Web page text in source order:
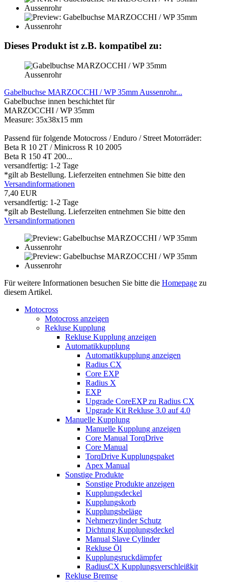
Dieses Produkt ist z.B. kompatibel zu:
Gabelbuchse MARZOCCHI / WP 35mm Aussenrohr...
Gabelbuchse innen beschichtet für
MARZOCCHI / WP 35mm
Measure: 35x38x15 mm
Passend für folgende Motocross / Enduro / Street Motorräder:
Beta R 10 2T / Minicross R 10 2005
Beta R 150 4T 200...
versandfertig: 1-2 Tage
*gilt ab Bestellung. Lieferzeiten entnehmen Sie bitte den
Versandinformationen
7,40 EUR
versandfertig: 1-2 Tage
*gilt ab Bestellung. Lieferzeiten entnehmen Sie bitte den
Versandinformationen
Für weitere Informationen besuchen Sie bitte die Homepage zu
diesem Artikel.
Motocross
Motocross anzeigen
Rekluse Kupplung
Rekluse Kupplung anzeigen
Automatikkupplung
Automatikkupplung anzeigen
Radius CX
Core EXP
Radius X
EXP
Upgrade CoreEXP zu Radius CX
Upgrade Kit Rekluse 3.0 auf 4.0
Manuelle Kupplung
Manuelle Kupplung anzeigen
Core Manual TorqDrive
Core Manual
TorqDrive Kupplungspaket
Apex Manual
Sonstige Produkte
Sonstige Produkte anzeigen
Kupplungsdeckel
Kupplungskorb
Kupplungsbeläge
Nehmerzylinder Schutz
Dichtung Kupplungsdeckel
Manual Slave Cylinder
Rekluse Öl
Kupplungsruckdämpfer
RadiusCX Kupplungsverschleißkit
Rekluse Bremse